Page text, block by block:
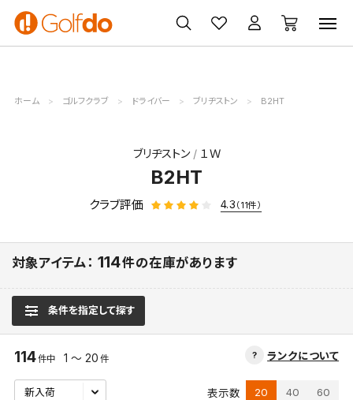
ゴルフ
クラブ
ゴルフ用品
買取
無料査定
クーポン
一覧
ホーム ゴルフクラブ ドライバー ブリヂストン B2HT
ブリヂストン １Ｗ
B2HT
クラブ評価 4.3 （11件）
対象アイテム： 114件の在庫があります
条件を指定して探す
ランクについて
114件中 1 ～ 20 件
表示数 20 40 60